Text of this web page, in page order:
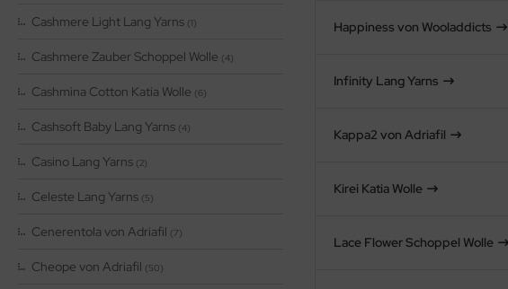
Cashmere Light Lang Yarns (1)
Cashmere Zauber Schoppel Wolle (4)
Cashmina Cotton Katia Wolle (6)
Cashsoft Baby Lang Yarns (4)
Casino Lang Yarns (2)
Celeste Lang Yarns (5)
Cenerentola von Adriafil (7)
Cheope von Adriafil (50)
Happiness von Wooladdicts
Infinity Lang Yarns
Kappa2 von Adriafil
Kirei Katia Wolle
Lace Flower Schoppel Wolle